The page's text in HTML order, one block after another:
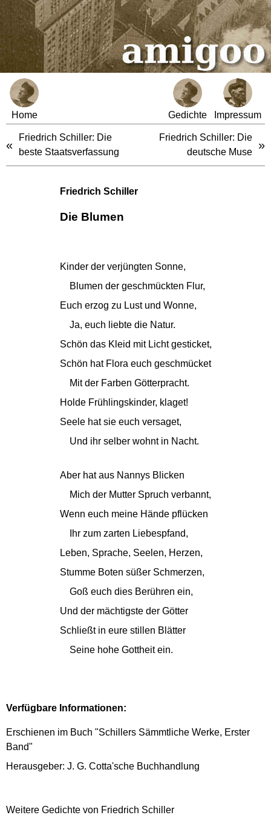
Home Gedichte Impressum
«
Friedrich Schiller: Die
beste Staatsverfassung
Friedrich Schiller: Die
deutsche Muse
»
Friedrich Schiller
Die Blumen
Kinder der verjüngten Sonne,
Blumen der geschmückten Flur,
Euch erzog zu Lust und Wonne,
Ja, euch liebte die Natur.
Schön das Kleid mit Licht gesticket,
Schön hat Flora euch geschmücket
Mit der Farben Götterpracht.
Holde Frühlingskinder, klaget!
Seele hat sie euch versaget,
Und ihr selber wohnt in Nacht.
Aber hat aus Nannys Blicken
Mich der Mutter Spruch verbannt,
Wenn euch meine Hände pflücken
Ihr zum zarten Liebespfand,
Leben, Sprache, Seelen, Herzen,
Stumme Boten süßer Schmerzen,
Goß euch dies Berühren ein,
Und der mächtigste der Götter
Schließt in eure stillen Blätter
Seine hohe Gottheit ein.
Verfügbare Informationen:
Erschienen im Buch "Schillers Sämmtliche Werke, Erster
Band"
Herausgeber: J. G. Cotta'sche Buchhandlung
Weitere Gedichte von Friedrich Schiller